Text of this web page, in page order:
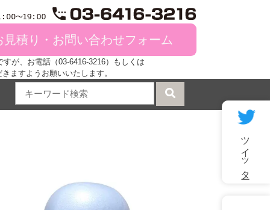
見積り・お問い合わせフォーム
が、お電話（03-6416-3216）もしくは
ますようお願いいたします。
ツイッター